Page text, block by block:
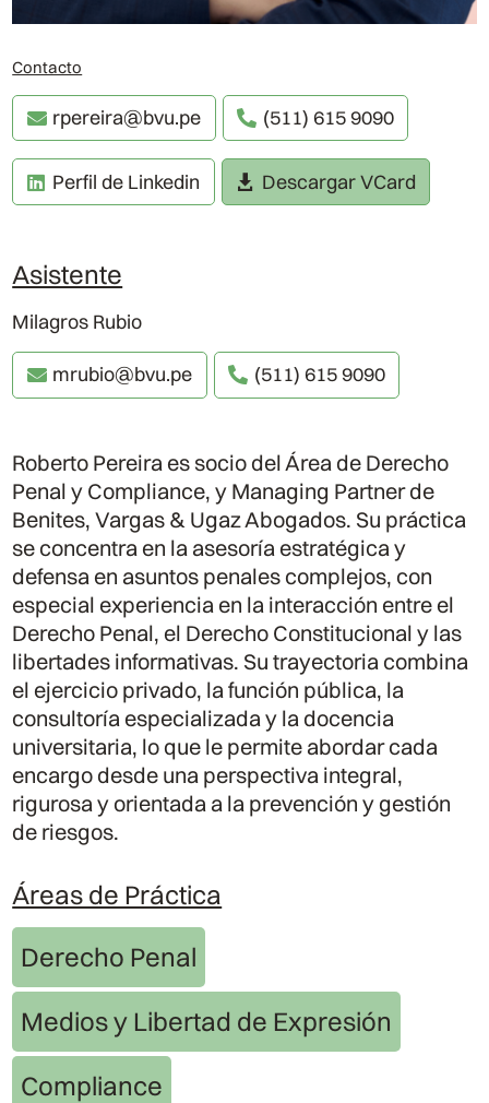
Contacto
rpereira@bvu.pe (511) 615 9090
Perfil de Linkedin Descargar VCard
Asistente
Milagros Rubio
mrubio@bvu.pe (511) 615 9090
Roberto Pereira es socio del Área de Derecho
Penal y Compliance, y Managing Partner de
Benites, Vargas & Ugaz Abogados. Su práctica
se concentra en la asesoría estratégica y
defensa en asuntos penales complejos, con
especial experiencia en la interacción entre el
Derecho Penal, el Derecho Constitucional y las
libertades informativas. Su trayectoria combina
el ejercicio privado, la función pública, la
consultoría especializada y la docencia
universitaria, lo que le permite abordar cada
encargo desde una perspectiva integral,
rigurosa y orientada a la prevención y gestión
de riesgos.
Áreas de Práctica
Derecho Penal
Medios y Libertad de Expresión
Compliance